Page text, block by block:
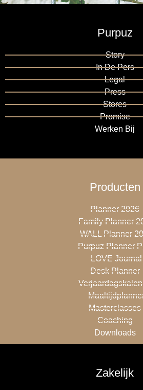
Purpuz
Story
In De Pers
Legal
Press
Stores
Promise
Werken Bij
Producten
Planner 2026
Family Planner
WALL Planner
Purpuz Planner
LOVE Journal
Desk Planner
Masterclasses
Coaching
Downloads
Zakelijk